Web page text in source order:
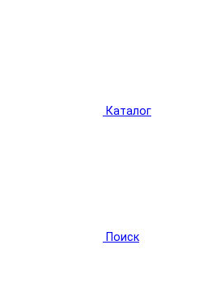
Каталог
Поиск